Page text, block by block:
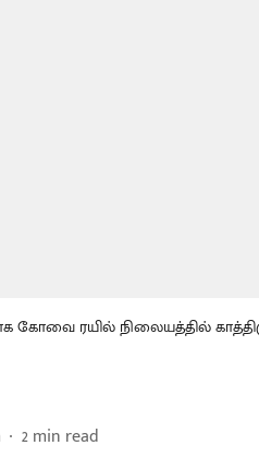
ரயில் நிலையத்தில்
2min read